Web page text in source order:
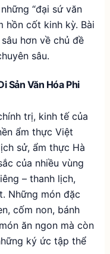
“đại sứ văn
hồn cốt kinh kỳ. Bài
hơn về chủ đề
sâu.
Sản Văn Hóa Phi
trị, kinh tế của
ẩm thực Việt
sử, ẩm thực Hà
của nhiều vùng
– thanh lịch,
Những món đặc
cốm non, bánh
ăn ngon mà còn
ký ức tập thể